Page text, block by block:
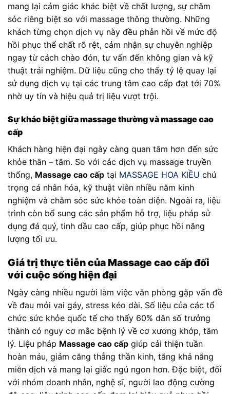
mang lại cảm giác khác biệt về chất lượng, sự chăm
sóc riêng biệt so với massage thông thường. Những
khách từng chọn dịch vụ này đều phản hồi về mức độ
hồi phục thể chất rõ rệt, cảm nhận sự chuyên nghiệp
ngay từ cách chào đón, tư vấn đến không gian và kỹ
thuật trải nghiệm. Dữ liệu cũng cho thấy tỷ lệ quay lại
sử dụng dịch vụ tại các trung tâm cao cấp đạt tới 70%
nhờ uy tín và hiệu quả trị liệu vượt trội.
Sự khác biệt giữa massage thường và massage cao
cấp
Khách hàng hiện đại ngày càng quan tâm hơn đến sức
khỏe thân – tâm. So với các dịch vụ massage truyền
thống, Massage cao cấp tại MASSAGE HOA KIỀU chú
trọng cá nhân hóa, kỹ thuật viên nhiều năm kinh
nghiệm và chăm sóc sức khỏe toàn diện. Ngoài ra, liệu
trình còn bổ sung các sản phẩm hỗ trợ, liệu pháp sử
dụng đá quý, tinh dầu cao cấp, giúp phục hồi năng
lượng tối ưu.
Giá trị thực tiễn của Massage cao cấp đối
với cuộc sống hiện đại
Ngày càng nhiều người làm việc văn phòng gặp vấn đề
về đau mỏi vai gáy, stress kéo dài. Số liệu của các tổ
chức sức khỏe quốc tế cho thấy 60% dân số trưởng
thành có nguy cơ mắc bệnh lý về cơ xương khớp, tâm
lý. Liệu pháp Massage cao cấp giúp cải thiện tuần
hoàn máu, giảm căng thẳng thần kinh, tăng khả năng
miễn dịch và mang lại giấc ngủ ngon hơn. Đặc biệt, đối
với nhóm doanh nhân, nghệ sĩ, người lao động cường